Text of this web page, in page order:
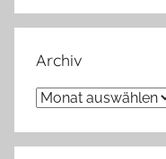
Archiv
Archiv